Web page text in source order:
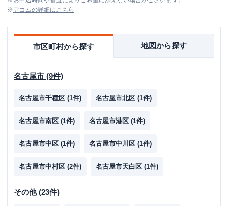
※アコムの詳細はこちら
市区町村から探す 地図から探す
名古屋市 (9件)
名古屋市千種区 (1件) 名古屋市北区 (1件)
名古屋市南区 (1件) 名古屋市港区 (1件)
名古屋市中区 (1件) 名古屋市中川区 (1件)
名古屋市中村区 (2件) 名古屋市天白区 (1件)
その他(23件)